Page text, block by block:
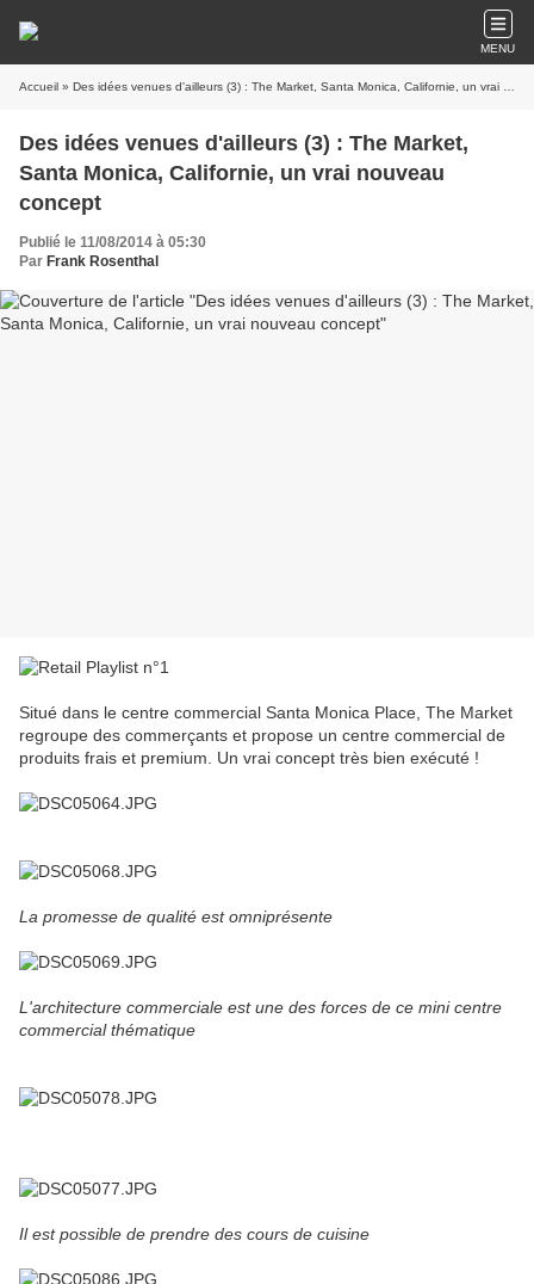
MENU
Accueil » Des idées venues d'ailleurs (3) : The Market, Santa Monica, Californie, un vrai nouveau concept
Des idées venues d'ailleurs (3) : The Market,
Santa Monica, Californie, un vrai nouveau
concept
Publié le 11/08/2014 à 05:30
Par Frank Rosenthal
Situé dans le centre commercial Santa Monica Place, The Market
regroupe des commerçants et propose un centre commercial de
produits frais et premium. Un vrai concept très bien exécuté !
La promesse de qualité est omniprésente
L'architecture commerciale est une des forces de ce mini centre
commercial thématique
Il est possible de prendre des cours de cuisine